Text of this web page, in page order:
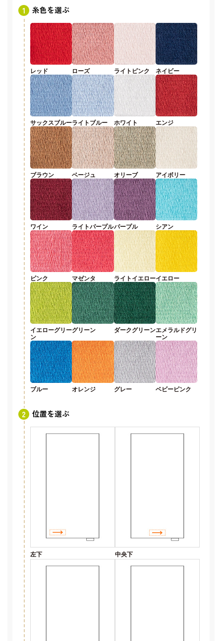
糸色を選ぶ
レッド ローズ ライトピンク ネイビー
サックスブルーライトブルー ホワイト エンジ
ブラウン ベージュ オリーブ アイボリー
ワイン ライトパープルパープル シアン
ピンク マゼンタ ライトイエローイエロー
イエローグリー
ン
グリーン ダークグリーンエメラルドグリ
ーン
ブルー オレンジ グレー ベビーピンク
位置を選ぶ
左下 中央下